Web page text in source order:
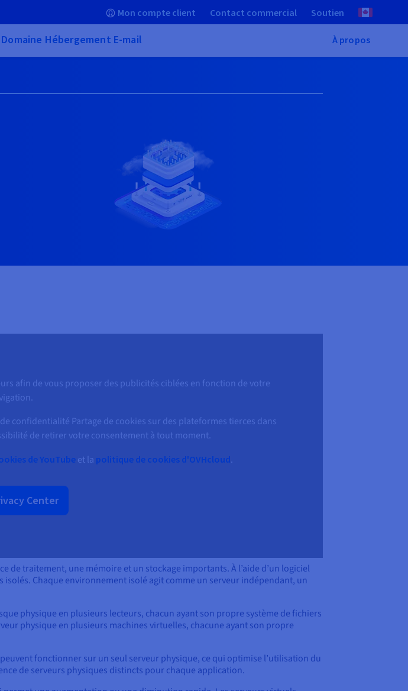
Mon compte client Contact commercial Soutien
Domaine Hébergement E-mail À propos
afin de vous proposer des publicités ciblées en fonction de votre
confidentialité Partage de cookies sur des plateformes tierces dans
de retirer votre consentement à tout moment.
de YouTubeet la politique de cookies d'OVHcloud.
Center
de traitement, une mémoire et un stockage importants. À l’aide d’un logiciel
Chaque environnement isolé agit comme un serveur indépendant, un
physique en plusieurs lecteurs, chacun ayant son propre système de fichiers
physique en plusieurs machines virtuelles, chacune ayant son propre
fonctionner sur un seul serveur physique, ce qui optimise l’utilisation du
de serveurs physiques distincts pour chaque application.